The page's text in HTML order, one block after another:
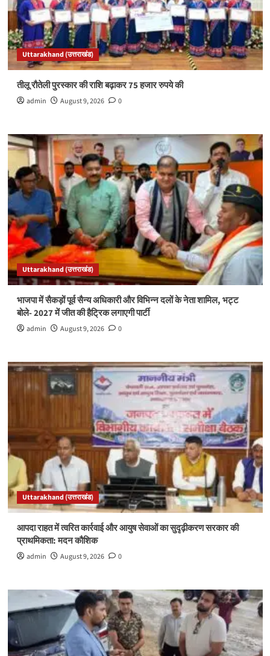
Uttarakhand (उत्तराखंड)
तीलू रौतेली पुरस्कार की राशि बढ़ाकर 75 हजार रुपये की
admin August 9, 2026 0
Uttarakhand (उत्तराखंड)
भाजपा में सैकड़ों पूर्व सैन्य अधिकारी और विभिन्न दलों के नेता शामिल, भट्ट
बोले- 2027 में जीत की हैट्रिक लगाएगी पार्टी
admin August 9, 2026 0
Uttarakhand (उत्तराखंड)
आपदा राहत में त्वरित कार्रवाई और आयुष सेवाओं का सुदृढ़ीकरण सरकार की
प्राथमिकता: मदन कौशिक
admin August 9, 2026 0